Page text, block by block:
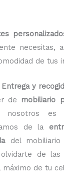
necesitas,
de tus
y
de mobiliario
es
de la
del mobiliario
de las
de tu